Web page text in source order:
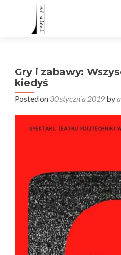
Gry i zabawy:
kiedyś
Posted on 30 stycznia 2019 by